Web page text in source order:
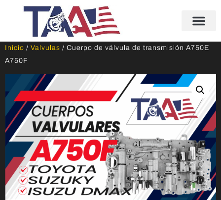
Inicio / Valvulas / Cuerpo de válvula de transmisión A750E
A750F